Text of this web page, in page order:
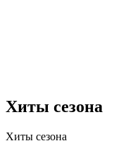
Хиты сезона
Хиты сезона